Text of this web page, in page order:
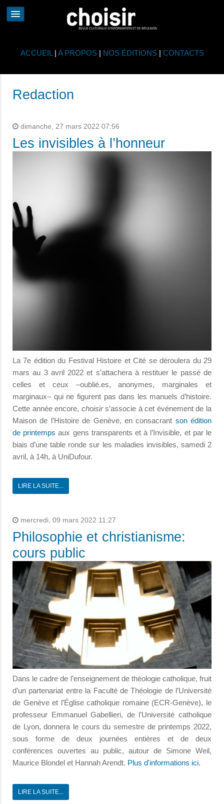
ACCUEIL | A PROPOS| NOS ÉDITIONS| CONTACTS
Redaction
dimanche, 27 mars 2022 07:56
Les invisibles à l’honneur
La 7e édition du Festival Histoire et Cité se déroulera du 29
mars au 3 avril 2022 et s’attachera à restituer le passé de
celles et ceux –oublié.es, anonymes, marginales et
marginaux– qui ne figurent pas dans les manuels d’histoire.
Cette année encore, choisirs’associe à cet événement de la
Maison de l’Histoire de Genève, en consacrant son édition
de printemps aux gens transparents et à l’Invisible, et par le
biais d’une table ronde sur les maladies invisibles, samedi 2
avril, à 14h, à UniDufour.
LIRE LA SUITE...
mercredi, 09 mars 2022 11:27
Philosophie et christianisme:
cours public
Dans le cadre de l’enseignement de théologie catholique, fruit
d’un partenariat entre la Faculté de Théologie de l’Université
de Genève et l’Église catholique romaine (ECR-Genève), le
professeur Emmanuel Gabellieri, de l’Université catholique
de Lyon, donnera le cours du semestre de printemps 2022,
sous forme de deux journées entières et de deux
conférences ouvertes au public, autour de Simone Weil,
Maurice Blondel et Hannah Arendt. Plus d'informations ici.
LIRE LA SUITE...